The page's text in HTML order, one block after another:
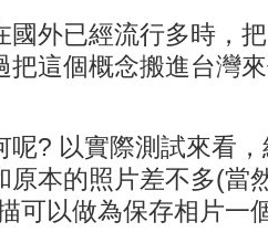
國外已經流行多時，
把這個概念搬進台灣
呢? 以實際測試來看
原本的照片差不多(當
可以做為保存相片一